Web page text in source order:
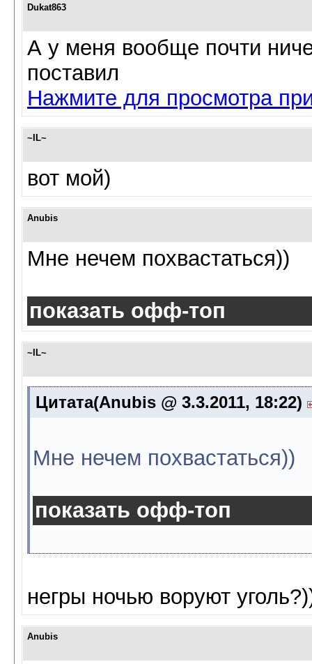
Dukat863
А у меня вообще почти
поставил
Нажмите для просмотра
~IL~
вот мой)
Anubis
Мне нечем похвастаться))
показать офф-топ
~IL~
Цитата(Anubis @ 3.3.2011, 18:22)
Мне нечем похвастаться))
показать офф-топ
негры ночью воруют
Anubis